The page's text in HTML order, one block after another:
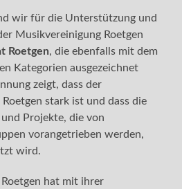
wir für die Unterstützung und
Musikvereinigung Roetgen
Roetgen, die ebenfalls mit dem
Kategorien ausgezeichnet
zeigt, dass der
stark ist und dass die
Projekte, die von
vorangetrieben werden,
wird.
hat mit ihrer